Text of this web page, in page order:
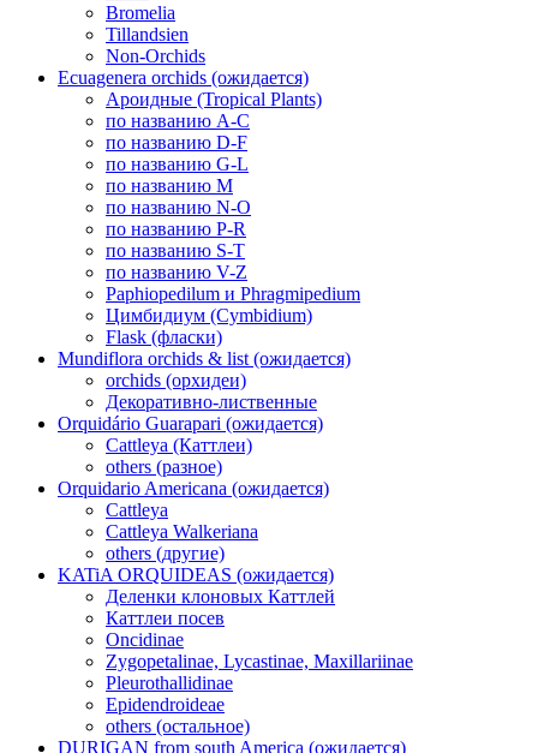
Bromelia
Tillandsien
Non-Orchids
Ecuagenera orchids (ожидается)
Ароидные (Tropical Plants)
по названию A-C
по названию D-F
по названию G-L
по названию M
по названию N-O
по названию P-R
по названию S-T
по названию V-Z
Paphiopedilum и Phragmipedium
Цимбидиум (Cymbidium)
Flask (фласки)
Mundiflora orchids & list (ожидается)
orchids (орхидеи)
Декоративно-лиственные
Orquidário Guarapari (ожидается)
Cattleya (Каттлеи)
others (разное)
Orquidario Americana (ожидается)
Cattleya
Cattleya Walkeriana
others (другие)
KATiA ORQUIDEAS (ожидается)
Деленки клоновых Каттлей
Каттлеи посев
Oncidinae
Zygopetalinae, Lycastinae, Maxillariinae
Pleurothallidinae
Epidendroideae
others (остальное)
DURIGAN from south America (ожидается)